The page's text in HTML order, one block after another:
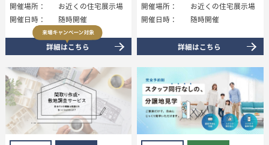
開催場所：
お近くの住宅展示場
開催日時：
随時開催
詳細はこちら
開催場所：
お近くの住宅展示場
開催日時：
随時開催
詳細はこちら